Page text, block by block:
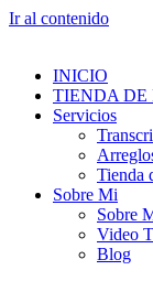
Ir al contenido
INICIO
TIENDA DE
Servicios
Tienda
Sobre Mi
Sobre
Video
Blog